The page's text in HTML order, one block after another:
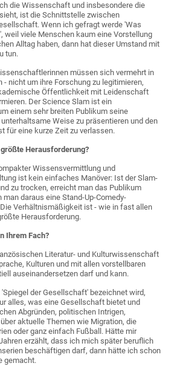
die Wissenschaft und insbesondere die
ist die Schnittstelle zwischen
Wenn ich gefragt werde 'Was
weil viele Menschen kaum eine Vorstellung
Alltag haben, dann hat dieser Umstand mit
tun.
müssen sich vermehrt in
nicht um ihre Forschung zu legitimieren,
Öffentlichkeit mit Leidenschaft
Der Science Slam ist ein
einem sehr breiten Publikum seine
Weise zu präsentieren und den
für eine kurze Zeit zu verlassen.
Herausforderung?
Wissensvermittlung und
ist kein einfaches Manöver: Ist der Slam-
zu trocken, erreicht man das Publikum
daraus eine Stand-Up-Comedy-
Verhältnismäßigkeit ist - wie in fast allen
Herausforderung.
Ihrem Fach?
Literatur- und Kulturwissenschaft
Kulturen und mit allen vorstellbaren
auseinandersetzen darf und kann.
der Gesellschaft' bezeichnet wird,
alles, was eine Gesellschaft bietet und
Abgründen, politischen Intrigen,
aktuelle Themen wie Migration, die
oder ganz einfach Fußball. Hätte mir
erzählt, dass ich mich später beruflich
beschäftigen darf, dann hätte ich schon
gemacht.